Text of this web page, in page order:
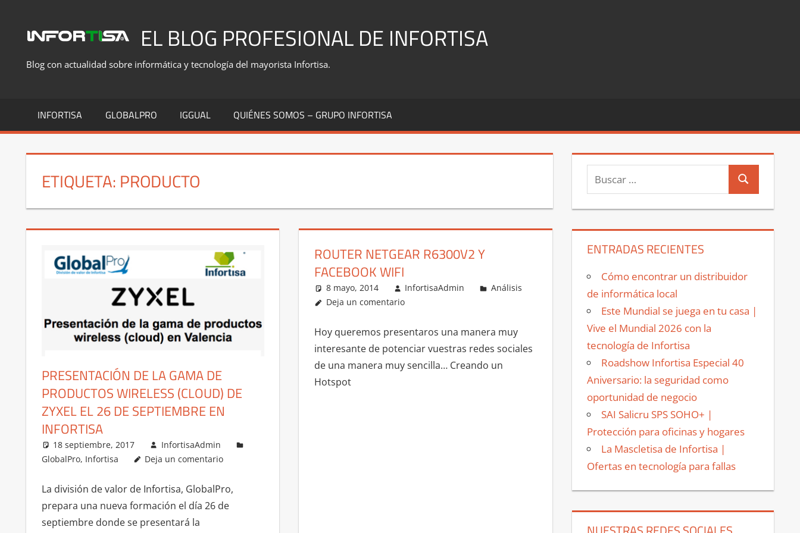
contenido
EL BLOG PROFESIONAL DE INFORTISA
Blog con actualidad sobre informática y tecnología del mayorista Infortisa.
INFORTISA GLOBALPRO IGGUAL QUIÉNES SOMOS – GRUPO INFORTISA
ETIQUETA: PRODUCTO
PRESENTACIÓN DE LA GAMA DE
PRODUCTOS WIRELESS (CLOUD) DE
ZYXEL EL 26 DE SEPTIEMBRE EN
INFORTISA
18 septiembre, 2017
InfortisaAdmin
GlobalPro, Infortisa Deja un comentario
La división de valor de Infortisa, GlobalPro,
prepara una nueva formación el día 26 de
septiembre donde se presentará la
ROUTER NETGEAR R6300V2 Y
FACEBOOK WIFI
8 mayo, 2014 InfortisaAdmin
Análisis
Deja un comentario
Hoy queremos presentaros una manera muy
interesante de potenciar vuestras redes sociales
de una manera muy sencilla… Creando un
Hotspot
Buscar:
Buscar
ENTRADAS RECIENTES
Cómo encontrar un distribuidor
de informática local
Este Mundial se juega en tu casa |
Vive el Mundial 2026 con la
tecnología de Infortisa
Roadshow Infortisa Especial 40
Aniversario: la seguridad como
oportunidad de negocio
SAI Salicru SPS SOHO+ |
Protección para oficinas y hogares
La Mascletisa de Infortisa |
Ofertas en tecnología para fallas